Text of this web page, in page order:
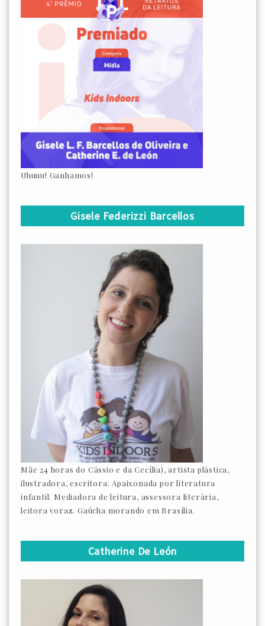
Uhuuu! Ganhamos!
Gisele Federizzi Barcellos
Mãe 24 horas do Cássio e da Cecília), artista plástica,
ilustradora, escritora. Apaixonada por literatura
infantil. Mediadora de leitura, assessora literária,
leitora voraz. Gaúcha morando em Brasília.
Catherine De León